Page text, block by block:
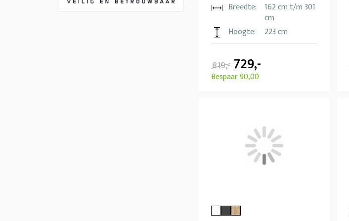
Breedte:
162 cm t/m 301
cm
Hoogte:
223 cm
819,- 729,-
Bespaar 90,00